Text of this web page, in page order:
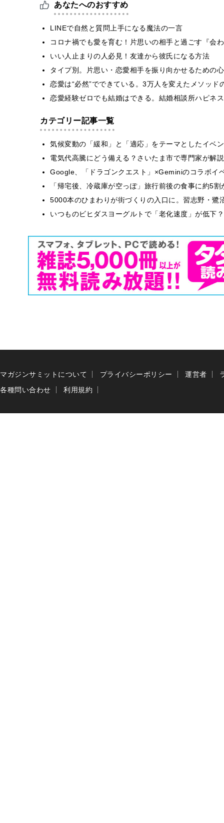
あなたへのおすすめ
LINEで自然と質問上手になる魔法の一言
コロナ禍でも愛を育む！片思いの相手と過ごす『会
いい人止まりの人必見！友達から彼氏になる方法
タイプ別。片思い・恋愛相手を振り向かせるための
恋愛は“必然”でできている。3万人を変えたメソッド
恋愛経験ゼロでも結婚はできる。結婚相談所ハピネ
カテゴリー記事一覧
気候変動の「緩和」と「適応」をテーマとしたイベ
電気代高騰にどう備える？さいたま市で専門家が解
Google、「ドラゴンクエスト」×Geminiのコラボイ
「帰宅後、冷蔵庫が空っぽ」旅行前後の食事に約5
5000本のひまわりが街づくりの入口に。習志野・
いつものビヒダスヨーグルトで「老化速度」が低
マガジンサミットについて プライバシーポリシー 運営者
各種問い合わせ
利用規約